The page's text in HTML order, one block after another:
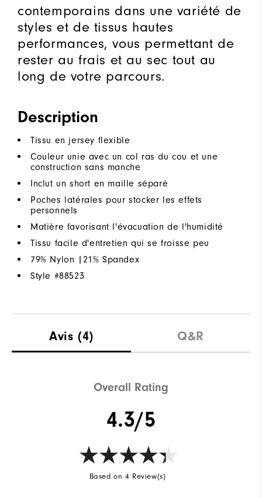
contemporains dans une variété de
styles et de tissus hautes
performances, vous permettant de
rester au frais et au sec tout au
long de votre parcours.
Description
Tissu en jersey flexible
Couleur unie avec un col ras du cou et une
construction sans manche
Inclut un short en maille séparé
Poches latérales pour stocker les effets
personnels
Matière favorisant l'évacuation de l'humidité
Tissu facile d'entretien qui se froisse peu
79% Nylon |21% Spandex
Style #88523
Avis (4) Q&R
Overall Rating
4.3/5
Based on 4 Review(s)